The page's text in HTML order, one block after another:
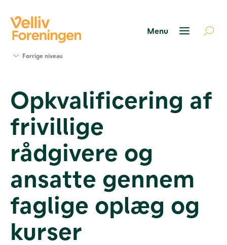
Værktøjer
og viden
Om Velliv
Foreningen
Kontakt
os
Forrige niveau
Opkvalificering af
frivillige
rådgivere og
ansatte gennem
faglige oplæg og
kurser